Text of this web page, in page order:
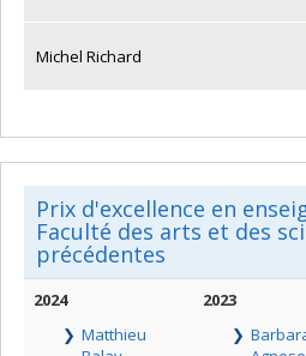
Michel Richard
Prix d'excellence en
Faculté des arts et des
précédentes
2024
Matthieu
2023